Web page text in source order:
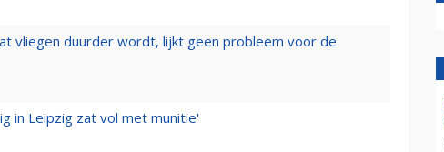
vliegen duurder wordt, lijkt geen probleem voor de
in Leipzig zat vol met munitie'